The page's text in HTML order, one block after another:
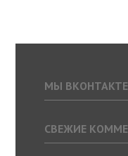
МЫ ВКОНТАКТЕ
СВЕЖИЕ